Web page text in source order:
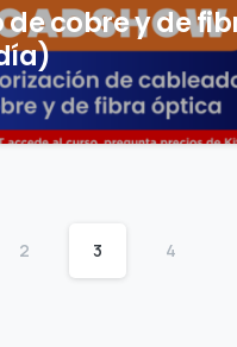
cobre y de
2 3 4